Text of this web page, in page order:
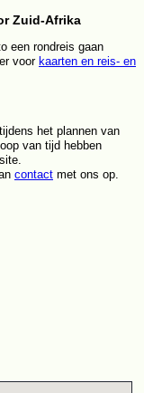
Zuid-Afrika
een rondreis gaan
voor kaarten en reis- en
het plannen van
van tijd hebben
contact met ons op.